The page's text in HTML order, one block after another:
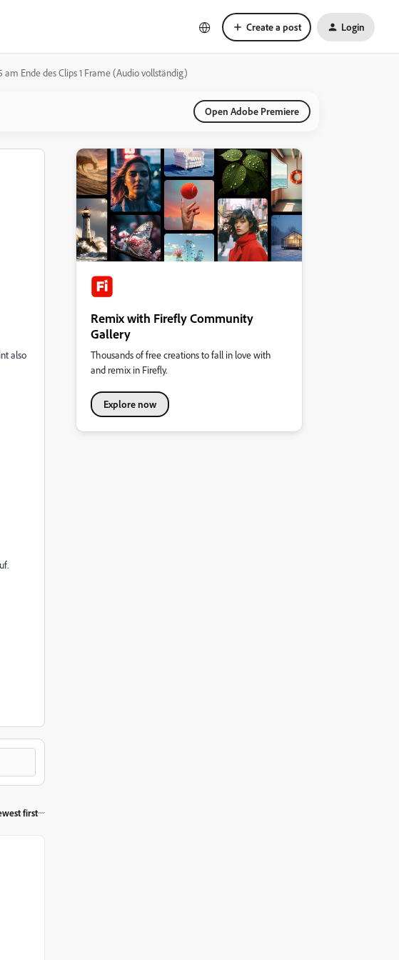
Create a post Login
Ende des Clips 1 Frame (Audio vollständig)
Open Adobe Premiere
also
first
Remix with Firefly Community
Gallery
Thousands of free creations to fall in love with
and remix in Firefly.
Explore now